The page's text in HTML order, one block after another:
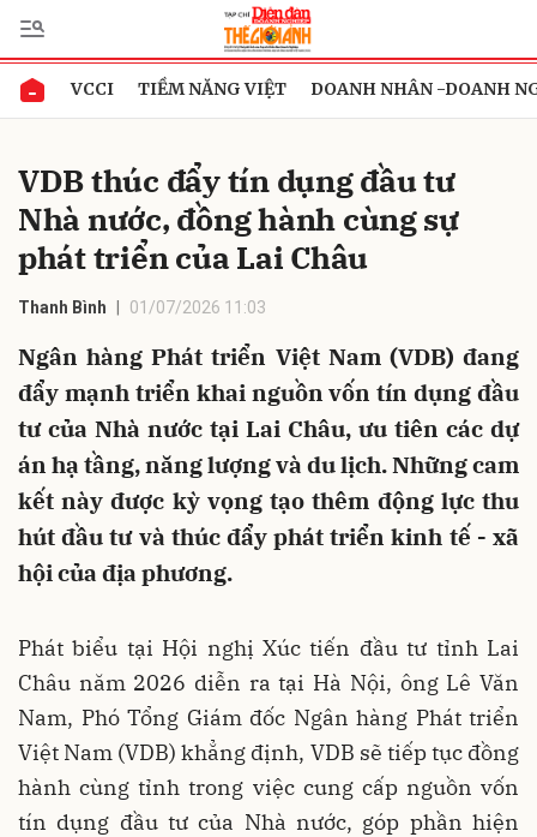
VCCI TIỀM NĂNG VIỆT DOANH NHÂN -DOANH
VDB thúc đẩy tín dụng đầu tư
Nhà nước, đồng hành cùng sự
phát triển của Lai Châu
Thanh Bình 01/07/2026 11:03
Ngân hàng Phát triển Việt Nam (VDB) đang
đẩy mạnh triển khai nguồn vốn tín dụng đầu
tư của Nhà nước tại Lai Châu, ưu tiên các dự
án hạ tầng, năng lượng và du lịch. Những cam
kết này được kỳ vọng tạo thêm động lực thu
hút đầu tư và thúc đẩy phát triển kinh tế - xã
hội của địa phương.
Phát biểu tại Hội nghị Xúc tiến đầu tư tỉnh Lai
Châu năm 2026 diễn ra tại Hà Nội, ông Lê Văn
Nam, Phó Tổng Giám đốc Ngân hàng Phát triển
Việt Nam (VDB) khẳng định, VDB sẽ tiếp tục đồng
hành cùng tỉnh trong việc cung cấp nguồn vốn
tín dụng đầu tư của Nhà nước, góp phần hiện
Gửi bình luận
Hủy Gửi